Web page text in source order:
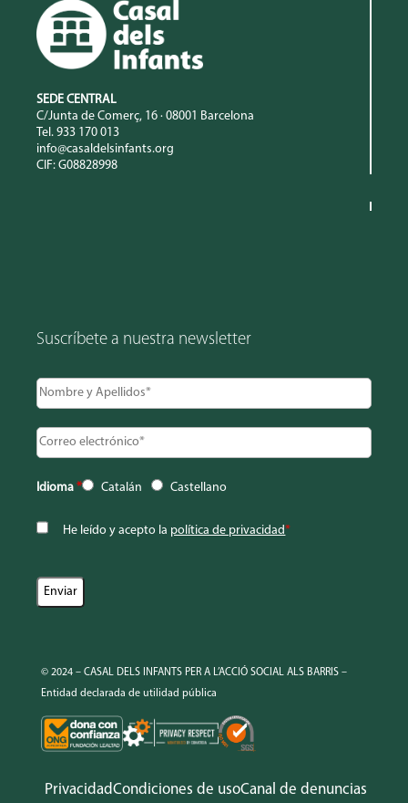
SEDE CENTRAL
C/Junta de Comerç, 16 · 08001 Barcelona
Tel. 933 170 013
info@casaldelsinfants.org
CIF: G08828998
Suscríbete a nuestra newsletter
Idioma * Catalán Castellano
He leído y acepto la política de privacidad*
© 2024 – CASAL DELS INFANTS PER A L’ACCIÓ SOCIAL ALS BARRIS –
Entidad declarada de utilidad pública
PrivacidadCondiciones de usoCanal de denuncias